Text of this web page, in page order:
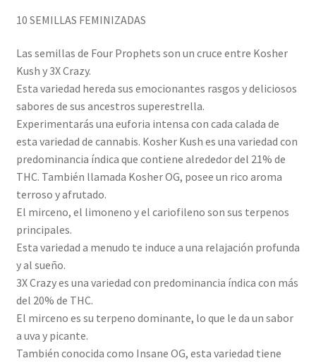
10 SEMILLAS FEMINIZADAS
Las semillas de Four Prophets son un cruce entre Kosher
Kush y 3X Crazy.
Esta variedad hereda sus emocionantes rasgos y deliciosos
sabores de sus ancestros superestrella.
Experimentarás una euforia intensa con cada calada de
esta variedad de cannabis. Kosher Kush es una variedad con
predominancia índica que contiene alrededor del 21% de
THC. También llamada Kosher OG, posee un rico aroma
terroso y afrutado.
El mirceno, el limoneno y el cariofileno son sus terpenos
principales.
Esta variedad a menudo te induce a una relajación profunda
y al sueño.
3X Crazy es una variedad con predominancia índica con más
del 20% de THC.
El mirceno es su terpeno dominante, lo que le da un sabor
a uva y picante.
También conocida como Insane OG, esta variedad tiene